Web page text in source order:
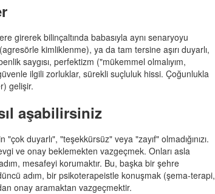
girerek bilinçaltında babasıyla aynı senaryoyu
kimliklenme), ya da tam tersine aşırı duyarlı,
saygısı, perfektizm ("mükemmel olmalıyım,
ilgili zorluklar, sürekli suçluluk hissi. Çoğunlukla
gelişir.
aşabilirsiniz
duyarlı", "teşekkürsüz" veya "zayıf" olmadığınızı.
ve onay beklemekten vazgeçmek. Onları asla
mesafeyi korumaktır. Bu, başka bir şehre
adım, bir psikoterapeistle konuşmak (şema-terapi,
onay aramaktan vazgeçmektir.